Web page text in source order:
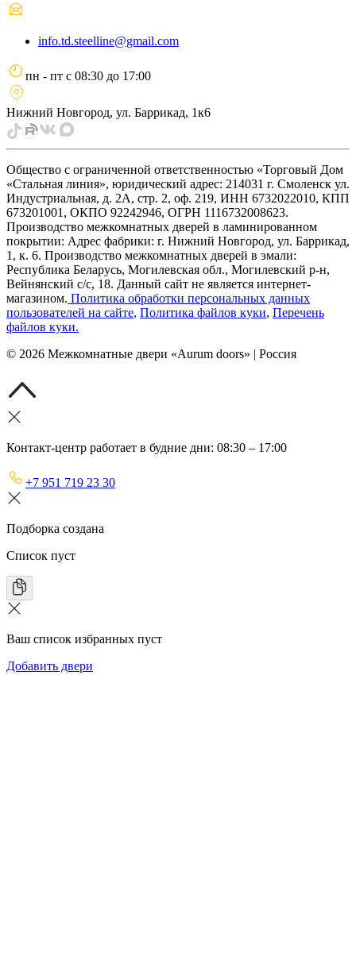
info.td.steelline@gmail.com
пн - пт с 08:30 до 17:00
Нижний Новгород, ул. Баррикад, 1к6
Общество с ограниченной ответственностью «Торговый Дом
«Стальная линия», юридический адрес: 214031 г. Смоленск ул.
Индустриальная, д. 2А, стр. 2, оф. 219, ИНН 6732022010, КПП
673201001, ОКПО 92242946, ОГРН 1116732008623.
Производство межкомнатных дверей в ламинированном
покрытии: Адрес фабрики: г. Нижний Новгород, ул. Баррикад,
1, к. 6. Производство межкомнатных дверей в эмали:
Республика Беларусь, Могилевская обл., Могилевский р-н,
Вейнянский с/с, 18. Данный сайт не является интернет-
магазином. Политика обработки персональных данных
пользователей на сайте, Политика файлов куки, Перечень
файлов куки.
© 2026 Межкомнатные двери «Aurum doors» | Россия
Контакт-центр работает в будние дни: 08:30 – 17:00
+7 951 719 23 30
Подборка создана
Список пуст
Ваш список избранных пуст
Добавить двери